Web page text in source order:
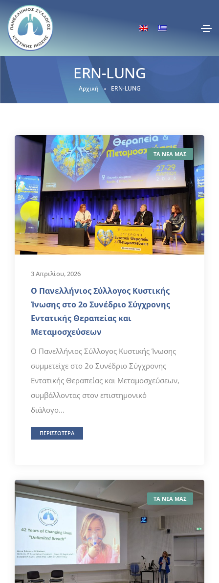
ERN-LUNG
Αρχική ERN-LUNG
ΤΑ ΝΕΑ ΜΑΣ
3 Απριλίου, 2026
Ο Πανελλήνιος Σύλλογος Κυστικής
Ίνωσης στο 2ο Συνέδριο Σύγχρονης
Εντατικής Θεραπείας και
Μεταμοσχεύσεων
Ο Πανελλήνιος Σύλλογος Κυστικής Ίνωσης
συμμετείχε στο 2ο Συνέδριο Σύγχρονης
Εντατικής Θεραπείας και Μεταμοσχεύσεων,
συμβάλλοντας στον επιστημονικό
διάλογο...
ΠΕΡΙΣΣΟΤΕΡΑ
ΤΑ ΝΕΑ ΜΑΣ